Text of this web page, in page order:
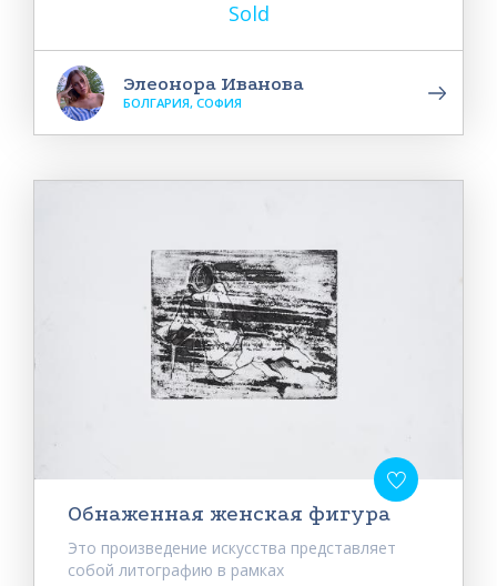
Sold
Элеонора Иванова
БОЛГАРИЯ, СОФИЯ
Обнаженная женская фигура
Это произведение искусства представляет
собой литографию в рамках